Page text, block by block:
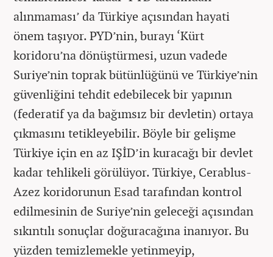
alınmaması’ da Türkiye açısından hayati
önem taşıyor. PYD’nin, burayı ‘Kürt
koridoru’na dönüştürmesi, uzun vadede
Suriye’nin toprak bütünlüğünü ve Türkiye’nin
güvenliğini tehdit edebilecek bir yapının
(federatif ya da bağımsız bir devletin) ortaya
çıkmasını tetikleyebilir. Böyle bir gelişme
Türkiye için en az IŞİD’in kuracağı bir devlet
kadar tehlikeli görülüyor. Türkiye, Cerablus-
Azez koridorunun Esad tarafından kontrol
edilmesinin de Suriye’nin geleceği açısından
sıkıntılı sonuçlar doğuracağına inanıyor. Bu
yüzden temizlemekle yetinmeyip,